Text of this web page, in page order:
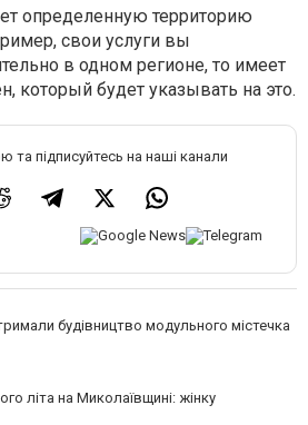
определенную территорию
свои услуги вы
в одном регионе, то имеет
который будет указывать на это.
та підписуйтесь на наші канали
будівництво модульного містечка
літа на Миколаївщині: жінку